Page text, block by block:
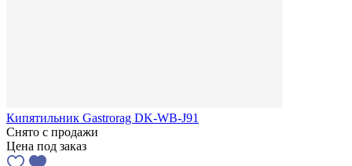
Кипятильник Gastrorag DK-WB-J91
Снято с продажи
Цена под заказ